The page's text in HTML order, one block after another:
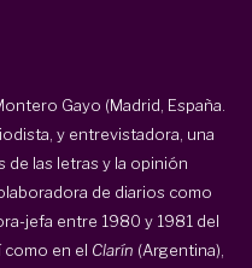
Gayo (Madrid, España.
y entrevistadora, una
de las letras y la opinión
de diarios como
jefa entre 1980 y 1981 del
como en el Clarín (Argentina),